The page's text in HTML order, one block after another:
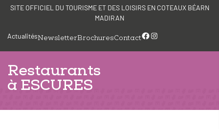
Panneau de gestion des cookies
AllerSITE OFFICIEL DU TOURISME ET DES LOISIRS EN COTEAUX BÉARN
MADIRAN
ActualitésNewsletterBrochuresContactFacebook
Instagram
Restaurants
à ESCURES